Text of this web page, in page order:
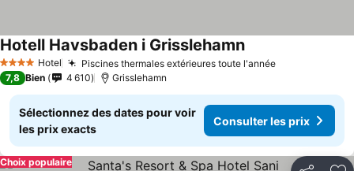
4 Étoiles Hotel Piscines thermales extérieures toute l'annéeConsulter
Hotell Havsbaden i GrisslehamnConsulter les prix
7,8 Bien 4 610 Grisslehamn
Sélectionnez des dates pour voir
les prix exacts
Consulter les prix
Choix populaire